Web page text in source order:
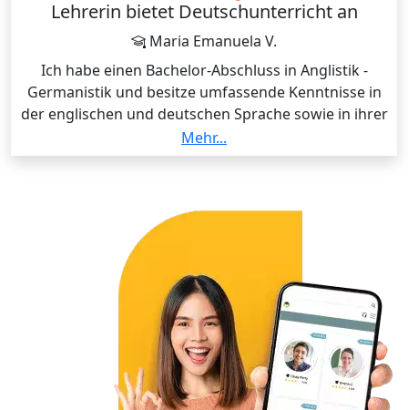
Lehrerin bietet Deutschunterricht an
Maria Emanuela V.
Ich habe einen Bachelor-Abschluss in Anglistik -
Germanistik und besitze umfassende Kenntnisse in
der englischen und deutschen Sprache sowie in ihrer
Grammatik und Literatur.
diesem Bereich. Während meiner langjährigen
Tätigkeit habe ich Schüler verschiedener
Altersgruppen und Sprachniveaus unterrichtet und
konnte dabei effektive Lehrmethoden entwickeln, die
sie dazu bringen, die Fremdsprache effektiv zu
sprechen. Derzeit unterrichte ich Englisch an einem
sprachlichen Gymnasium und an einer Mittelschule
und Deutsch n einem Nachmittagskurs für Schüler
der Mittelschule.
Mehr...